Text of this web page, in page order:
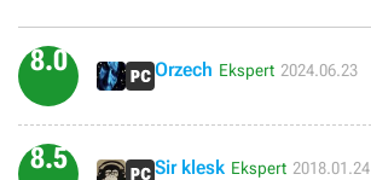
8.0 Orzech Ekspert 2024.06.23
8.5 Sir klesk Ekspert 2018.01.24